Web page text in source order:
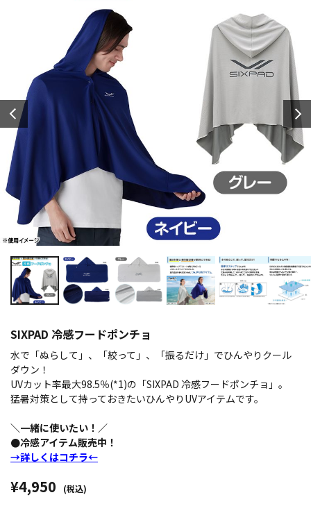
SIXPAD 冷感フードポンチョ
水で「ぬらして」、「絞って」、「振るだけ」でひんやりクール
ダウン！
UVカット率最大98.5％(*1)の「SIXPAD 冷感フードポンチョ」。
猛暑対策として持っておきたいひんやりUVアイテムです。
＼一緒に使いたい！／
●冷感アイテム販売中！
→詳しくはコチラ←
¥4,950 (税込)